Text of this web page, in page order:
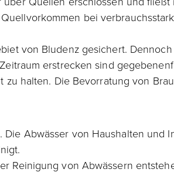
bei
von Bludenz gesichert.
erstrecken sind
halten. Die Bevorratung von
Abwässer von Haushalten und
Reinigung von Abwässern